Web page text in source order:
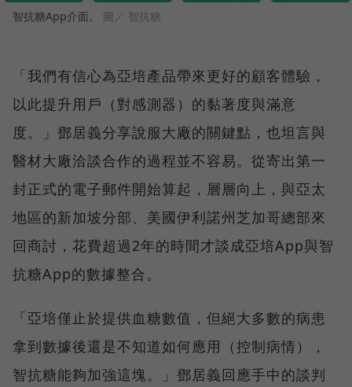
智抗糖App介面。 圖／ 智抗糖
「我們有信心為亞培產品帶來更好的顧客體驗，
以此提升用戶（對感測器）的黏著度與滿意
度。」鄧居義分享說服大廠的關鍵點，也坦言與
醫材大廠洽談合作的過程並不容易。從寄出第一
封正式的電子郵件開始算起，層層向上，與亞太
地區的新加坡分部、美國伊利諾州芝加哥總部來
回商討，花費超過2年的時間才談成亞培App與智
抗糖App的數據整合。
「亞培僅止於提供血糖數值，但絕大多數的病患
拿到數據後還是不知道如何應用（控制病情），
智抗糖能夠加強這塊。」鄧居義回應手中的談判